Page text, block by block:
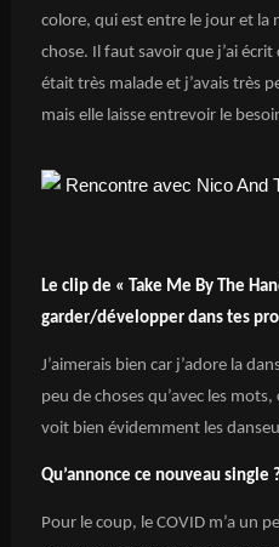
colore, qui est entre le jour et la
chose. Il faut savoir que j’ai
était très malade et j’avais très
mais elle laisse entrevoir le
Le clip de « Take Me By The
garder/développer dans tes
J’aimerais bien car j’adore la
peu de choses qu’avec les
voit bien évidemment les
Qu’annonce ce nouveau single
Pour le coup, le COVID m’a un